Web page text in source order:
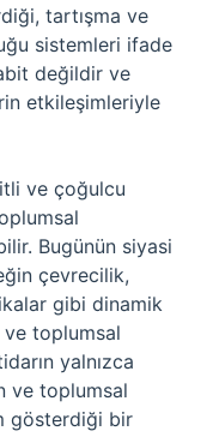
tartışma ve
sistemleri ifade
değildir ve
etkileşimleriyle
ve çoğulcu
Bugünün siyasi
çevrecilik,
gibi dinamik
ve toplumsal
yalnızca
ve toplumsal
gösterdiği bir